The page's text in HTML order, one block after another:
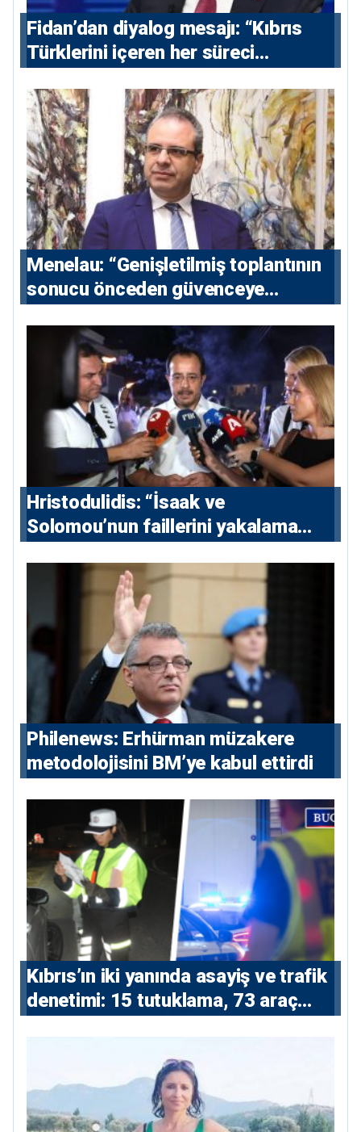
Fidan’dan diyalog mesajı: “Kıbrıs
Türklerini içeren her süreci
Menelau: “Genişletilmiş toplantının
sonucu önceden güvenceye
Hristodulidis: “İsaak ve
Solomou’nun faillerini yakalama
ve 5 uluslararası tutuklama emri
çıkarıldı”
Philenews: Erhürman müzakere
metodolojisini BM’ye kabul ettirdi
Kıbrıs’ın iki yanında asayiş ve trafik
denetimi: 15 tutuklama, 73 araç